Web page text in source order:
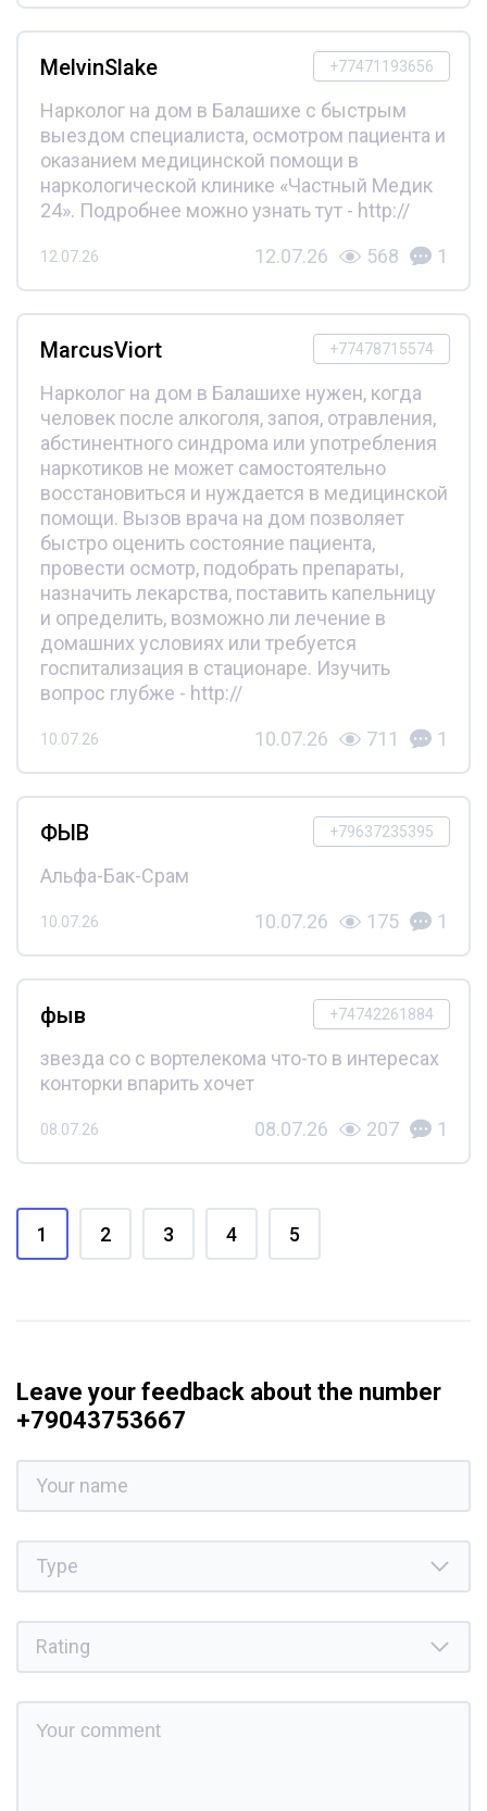
+77471193656
MelvinSlake
Нарколог на дом в Балашихе с быстрым
выездом специалиста, осмотром пациента и
оказанием медицинской помощи в
наркологической клинике «Частный Медик
24». Подробнее можно узнать тут - http://
12.07.26 12.07.26 568 1
+77478715574
MarcusViort
Нарколог на дом в Балашихе нужен, когда
человек после алкоголя, запоя, отравления,
абстинентного синдрома или употребления
наркотиков не может самостоятельно
восстановиться и нуждается в медицинской
помощи. Вызов врача на дом позволяет
быстро оценить состояние пациента,
провести осмотр, подобрать препараты,
назначить лекарства, поставить капельницу
и определить, возможно ли лечение в
домашних условиях или требуется
госпитализация в стационаре. Изучить
вопрос глубже - http://
10.07.26 10.07.26 711 1
+79637235395
ФЫВ
Альфа-Бак-Срам
10.07.26 10.07.26 175 1
+74742261884
фыв
звезда со с вортелекома что-то в интересах
конторки впарить хочет
08.07.26 08.07.26 207 1
1 2 3 4 5
Leave your feedback about the number
+79043753667